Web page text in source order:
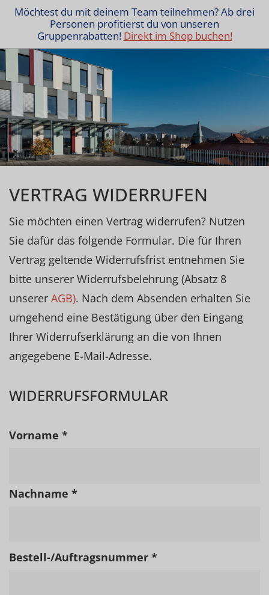
Möchtest du mit deinem Team teilnehmen? Ab drei
Personen profitierst du von unseren
Gruppenrabatten! Direkt im Shop buchen!
VERTRAG WIDERRUFEN
Sie möchten einen Vertrag widerrufen? Nutzen
Sie dafür das folgende Formular. Die für Ihren
Vertrag geltende Widerrufsfrist entnehmen Sie
bitte unserer Widerrufsbelehrung (Absatz 8
unserer AGB). Nach dem Absenden erhalten Sie
umgehend eine Bestätigung über den Eingang
Ihrer Widerrufserklärung an die von Ihnen
angegebene E-Mail-Adresse.
WIDERRUFSFORMULAR
Vorname *
Nachname *
Bestell-/Auftragsnummer *